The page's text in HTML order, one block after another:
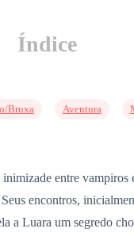
Índice
Bruxa Aventura
entre
encontros,
a Luara um segredo